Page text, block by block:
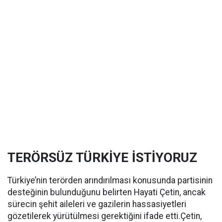
TERÖRSÜZ TÜRKİYE İSTİYORUZ
Türkiye’nin terörden arındırılması konusunda partisinin
desteğinin bulunduğunu belirten Hayati Çetin, ancak
sürecin şehit aileleri ve gazilerin hassasiyetleri
gözetilerek yürütülmesi gerektiğini ifade etti.Çetin,